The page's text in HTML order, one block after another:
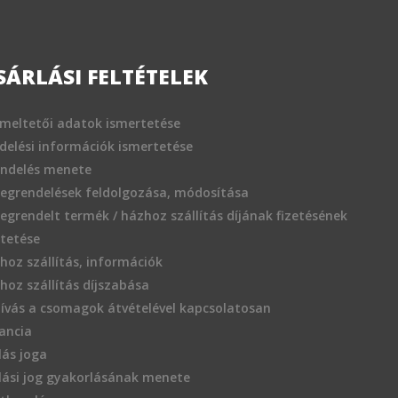
FELTÉTELEK
adatok ismertetése
információk ismertetése
menete
feldolgozása, módosítása
termék / házhoz szállítás díjának fizetésének
szállítás, információk
szállítás díjszabása
a csomagok átvételével kapcsolatosan
joga
jog gyakorlásának menete